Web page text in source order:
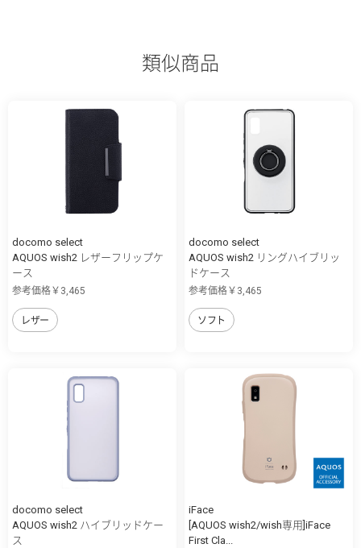
類似商品
docomo select
AQUOS wish2 レザーフリップケ
ース
参考価格￥3,465
レザー
docomo select
AQUOS wish2 リングハイブリッ
ドケース
参考価格￥3,465
ソフト
docomo select
AQUOS wish2 ハイブリッドケー
ス
iFace
[AQUOS wish2/wish専用]iFace
First Cla...